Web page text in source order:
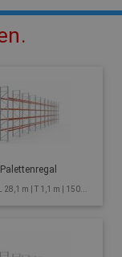
Palettenregal
28,1 m | T 1,1 m | 150...